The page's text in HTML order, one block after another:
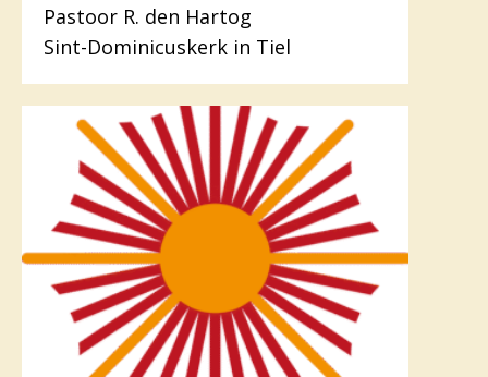
Pastoor R. den Hartog
Sint-Dominicuskerk in Tiel